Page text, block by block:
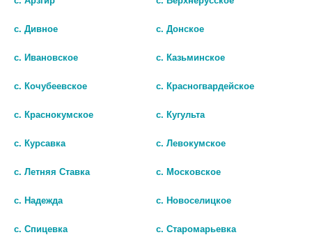
Популярные в разделе
с. Дивное с. Донское
с. Ивановское с. Казьминское
с. Кочубеевское с. Красногвардейское
с. Краснокумское с. Кугульта
с. Курсавка с. Левокумское
с. Летняя Ставка с. Московское
с. Надежда с. Новоселицкое
с. Спицевка с. Старомарьевка